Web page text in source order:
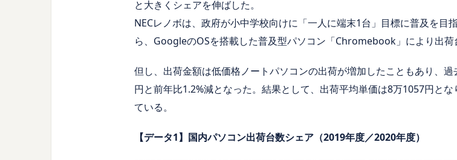
と大きくシェアを伸ばした。
NECレノボは、政府が小中学校向けに「一人に端末1台」目標に普及を目
ら、GoogleのOSを搭載した普及型パソコン「Chromebook」により出荷
但し、出荷金額は低価格ノートパソコンの出荷が増加したこともあり、
円と前年比1.2%減となった。結果として、出荷平均単価は8万1057円と
ている。
【データ1】国内パソコン出荷台数シェア（2019年度／2020年度）